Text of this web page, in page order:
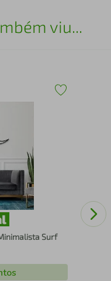
viu...
Surf